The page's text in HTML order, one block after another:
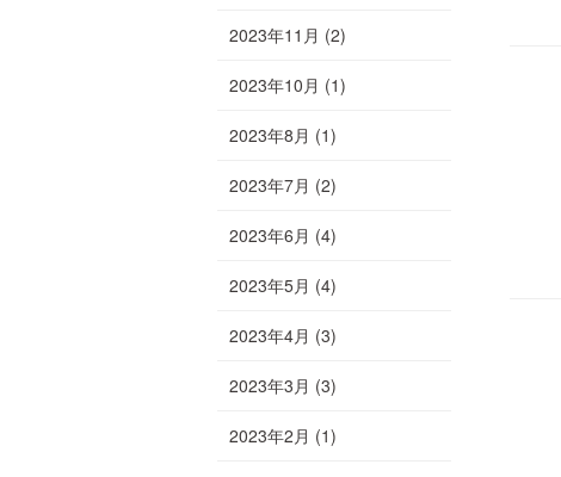
2023年11月 (2)
2023年10月 (1)
2023年8月 (1)
2023年7月 (2)
2023年6月 (4)
2023年5月 (4)
2023年4月 (3)
2023年3月 (3)
2023年2月 (1)